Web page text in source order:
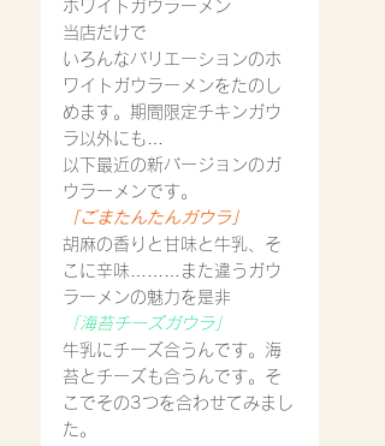
ホワイトガウラーメン
当店だけで
いろんなバリエーションのホ
ワイトガウラーメンをたのし
めます。期間限定チキンガウ
ラ以外にも…
以下最近の新バージョンのガ
ウラーメンです。
「ごまたんたんガウラ」
胡麻の香りと甘味と牛乳、そ
こに辛味………また違うガウ
ラーメンの魅力を是非
「海苔チーズガウラ」
牛乳にチーズ合うんです。海
苔とチーズも合うんです。そ
こでその3つを合わせてみまし
た。